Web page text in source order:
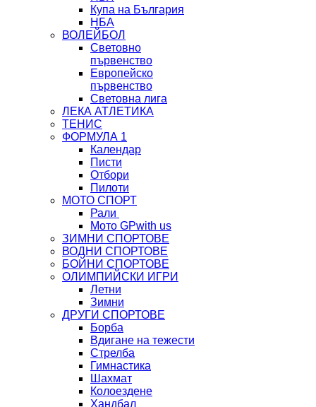
Купа на България
НБА
ВОЛЕЙБОЛ
Световно
първенство
Европейско
първенство
Световна лига
ЛЕКА АТЛЕТИКА
ТЕНИС
ФОРМУЛА 1
Календар
Писти
Отбори
Пилоти
МОТО СПОРТ
Рали
Мото GPwith us
ЗИМНИ СПОРТОВЕ
ВОДНИ СПОРТОВЕ
БОЙНИ СПОРТОВЕ
ОЛИМПИЙСКИ ИГРИ
Летни
Зимни
ДРУГИ СПОРТОВЕ
Борба
Вдигане на тежести
Стрелба
Гимнастика
Шахмат
Колоездене
Хандбал